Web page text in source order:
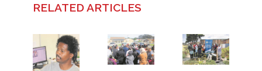
RELATED ARTICLES